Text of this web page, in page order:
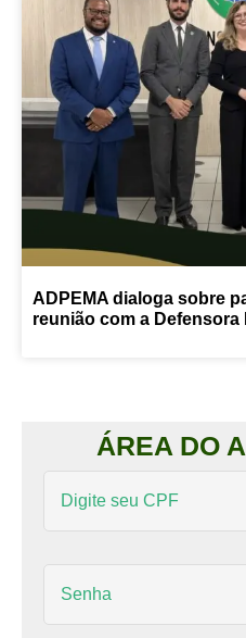
ADPEMA dialoga sobre
reunião com a Defensora
ÁREA DO